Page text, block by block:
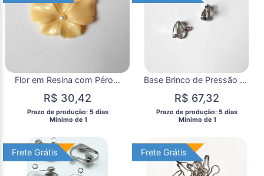
Flor em Resina com Pérola para Montar Pingente ou Colar
R$ 30,42
Prazo de produção: 5 dias
  Mínimo de 1
Base Brinco de Pressão 1 Saída ( 10 Pares)
R$ 67,32
Prazo de produção: 5 dias
  Mínimo de 1
Frete Grátis
Frete Grátis Frete Grátis
Frete Grátis